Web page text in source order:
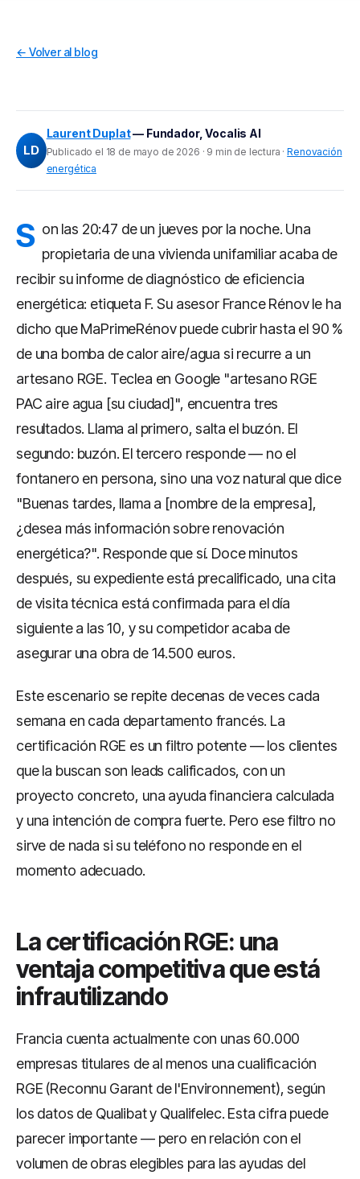
← Volver al blog
LD
Laurent Duplat— Fundador, Vocalis AI
Publicado el 18 de mayo de 2026 · 9 min de lectura ·Renovación
energética
S on las 20:47 de un jueves por la noche. Una
propietaria de una vivienda unifamiliar acaba de
recibir su informe de diagnóstico de eficiencia
energética: etiqueta F. Su asesor France Rénov le ha
dicho que MaPrimeRénov puede cubrir hasta el 90 %
de una bomba de calor aire/agua si recurre a un
artesano RGE. Teclea en Google "artesano RGE
PAC aire agua [su ciudad]", encuentra tres
resultados. Llama al primero, salta el buzón. El
segundo: buzón. El tercero responde — no el
fontanero en persona, sino una voz natural que dice
"Buenas tardes, llama a [nombre de la empresa],
¿desea más información sobre renovación
energética?". Responde que sí. Doce minutos
después, su expediente está precalificado, una cita
de visita técnica está confirmada para el día
siguiente a las 10, y su competidor acaba de
asegurar una obra de 14.500 euros.
Este escenario se repite decenas de veces cada
semana en cada departamento francés. La
certificación RGE es un filtro potente — los clientes
que la buscan son leads calificados, con un
proyecto concreto, una ayuda financiera calculada
y una intención de compra fuerte. Pero ese filtro no
sirve de nada si su teléfono no responde en el
momento adecuado.
La certificación RGE: una
ventaja competitiva que está
infrautilizando
Francia cuenta actualmente con unas 60.000
empresas titulares de al menos una cualificación
RGE (Reconnu Garant de l'Environnement), según
los datos de Qualibat y Qualifelec. Esta cifra puede
parecer importante — pero en relación con el
volumen de obras elegibles para las ayudas del